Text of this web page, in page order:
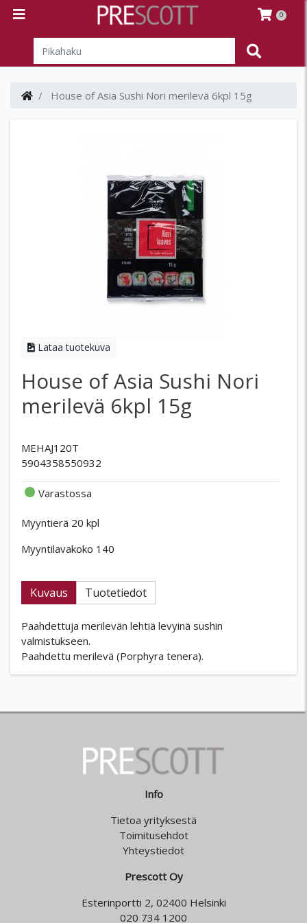
0
House of Asia Sushi Nori merilevä 6kpl 15g
Lataa tuotekuva
House of Asia Sushi Nori
merilevä 6kpl 15g
MEHAJ120T
5904358550932
Varastossa
Myyntierä 20 kpl
Myyntilavakoko 140
Kuvaus Tuotetiedot
Paahdettuja merilevän lehtiä levyinä sushin
valmistukseen.
Paahdettu merilevä (Porphyra tenera).
Info
Tietoa yrityksestä
Toimitusehdot
Yhteystiedot
Prescott Oy
Esterinportti 2, 02400 Helsinki
020 734 1200